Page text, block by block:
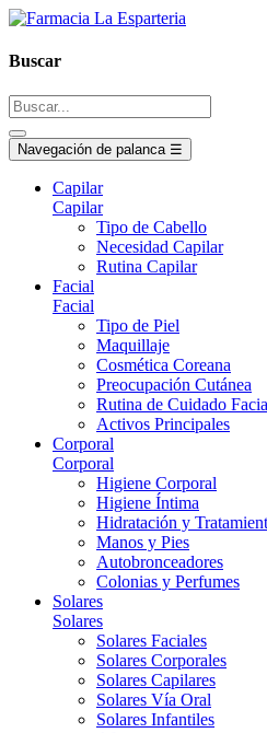
Buscar
Navegación de palanca ☰
Capilar
Capilar
Tipo de Cabello
Necesidad Capilar
Rutina Capilar
Facial
Facial
Tipo de Piel
Maquillaje
Cosmética Coreana
Preocupación Cutánea
Rutina de Cuidado
Activos Principales
Corporal
Corporal
Higiene Corporal
Higiene Íntima
Hidratación y
Manos y Pies
Autobronceadores
Colonias y Perfumes
Solares
Solares
Solares Faciales
Solares Corporales
Solares Capilares
Solares Vía Oral
Solares Infantiles